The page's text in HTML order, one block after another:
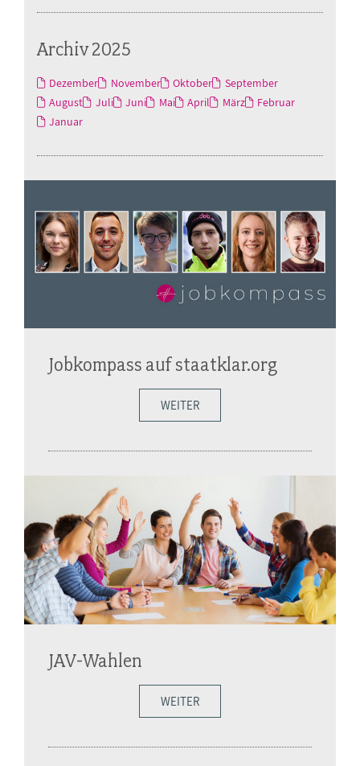
Archiv 2025
Dezember November Oktober
September
August
Juli Juni Mai April März
Februar
Januar
Jobkompass auf staatklar.org
WEITER
JAV-Wahlen
WEITER